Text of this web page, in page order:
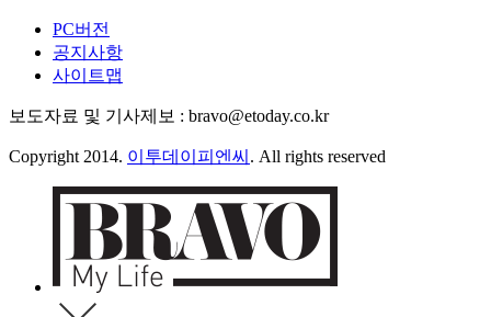
PC버전
공지사항
사이트맵
보도자료 및 기사제보 : bravo@etoday.co.kr
Copyright 2014. 이투데이피엔씨 . All rights reserved